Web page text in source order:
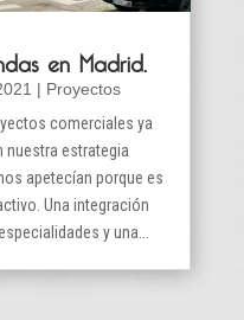
en Madrid.
| Proyectos
comerciales ya
nuestra estrategia
apetecían porque es
Una integración
y una...